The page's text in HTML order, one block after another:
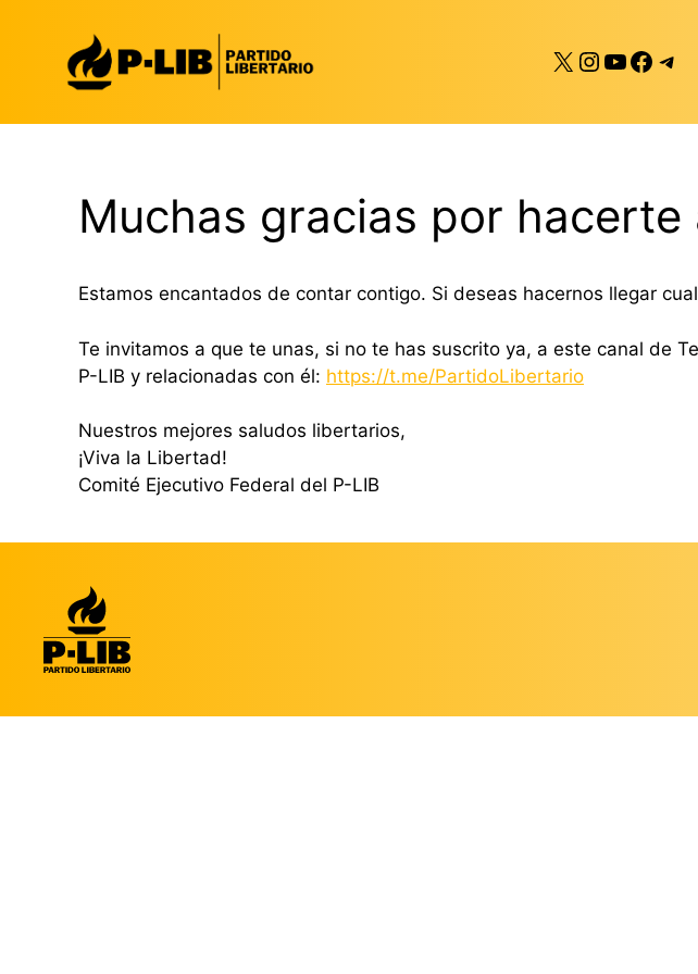
contenido
X Instagram
YouTube
Muchas gracias por hacerte
Estamos encantados de contar contigo. Si deseas hacernos llegar
Te invitamos a que te unas, si no te has suscrito ya, a este canal de
P-LIB y relacionadas con él: https://t.me/PartidoLibertario
Nuestros mejores saludos libertarios,
¡Viva la Libertad!
Comité Ejecutivo Federal del P-LIB